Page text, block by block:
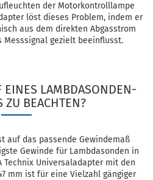
der Motorkontrolllampe
löst dieses Problem, indem er
aus dem direkten Abgasstrom
Messsignal gezielt beeinflusst.
EINES LAMBDASONDEN-
ZU BEACHTEN?
auf das passende Gewindemaß
Gewinde für Lambdasonden in
Technix Universaladapter mit den
mm ist für eine Vielzahl gängiger